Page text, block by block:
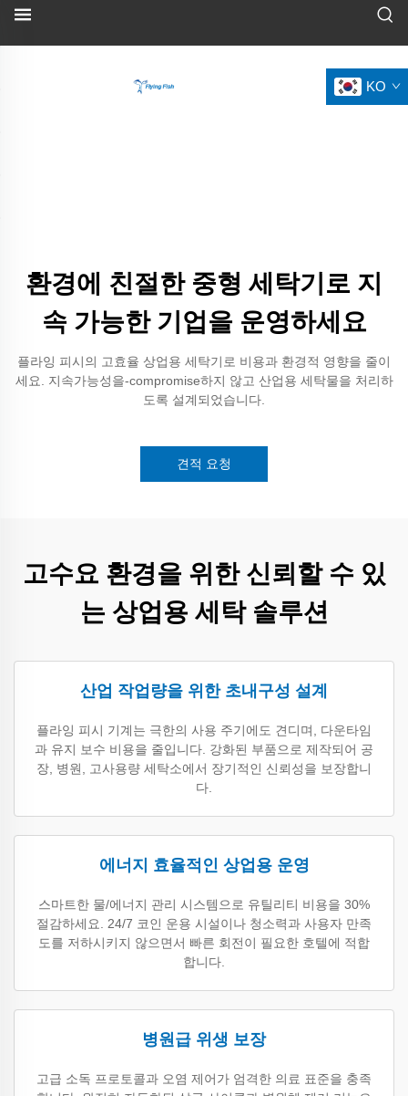
KO
환경에 친절한 중형 세탁기로 지
속 가능한 기업을 운영하세요
플라잉 피시의 고효율 상업용 세탁기로 비용과 환경적 영향을 줄이
세요. 지속가능성을-compromise하지 않고 산업용 세탁물을 처리하
도록 설계되었습니다.
견적 요청
고수요 환경을 위한 신뢰할 수 있
는 상업용 세탁 솔루션
산업 작업량을 위한 초내구성 설계
플라잉 피시 기계는 극한의 사용 주기에도 견디며, 다운타임
과 유지 보수 비용을 줄입니다. 강화된 부품으로 제작되어 공
장, 병원, 고사용량 세탁소에서 장기적인 신뢰성을 보장합니
다.
에너지 효율적인 상업용 운영
스마트한 물/에너지 관리 시스템으로 유틸리티 비용을 30%
절감하세요. 24/7 코인 운용 시설이나 청소력과 사용자 만족
도를 저하시키지 않으면서 빠른 회전이 필요한 호텔에 적합
합니다.
병원급 위생 보장
고급 소독 프로토콜과 오염 제어가 엄격한 의료 표준을 충족